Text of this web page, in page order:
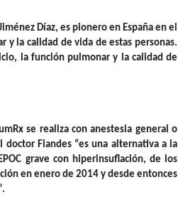
Díaz, es pionero en España en el
la calidad de vida de estas personas.
la función pulmonar y la calidad de
se realiza con anestesia general o
Flandes “es una alternativa a la
grave con hiperinsuflación, de los
en enero de 2014 y desde entonces